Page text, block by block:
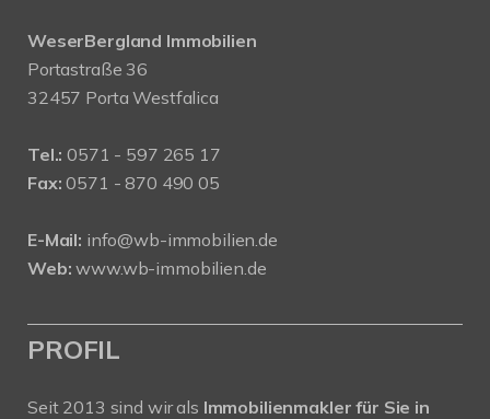
WeserBergland Immobilien
Portastraße 36
32457 Porta Westfalica
Tel.: 0571 - 597 265 17
Fax: 0571 - 870 490 05
E-Mail: info@wb-immobilien.de
Web: www.wb-immobilien.de
PROFIL
Seit 2013 sind wir als Immobilienmakler für Sie in